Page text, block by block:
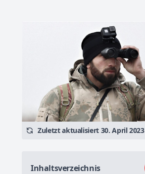
Zuletzt aktualisiert 30. April 2023
Inhaltsverzeichnis